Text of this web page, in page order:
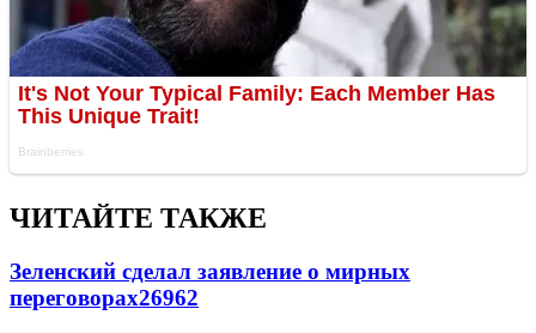
ЧИТАЙТЕ ТАКЖЕ
Зеленский сделал заявление о мирных
переговорах26962